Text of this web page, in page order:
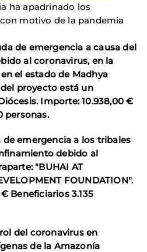
ha apadrinado los
motivo de la pandemia
de emergencia a causa del
al coronavirus, en la
el estado de Madhya
proyecto está un
Importe: 10.938,00 €
personas.
de emergencia a los tribales
debido al
"BUHAI AT
FOUNDATION".
Beneficiarios 3.135
del coronavirus en
de la Amazonía